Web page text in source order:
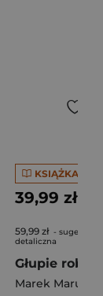
KSIĄŻKA
39,99 zł
59,99 zł -
detaliczna
Marek